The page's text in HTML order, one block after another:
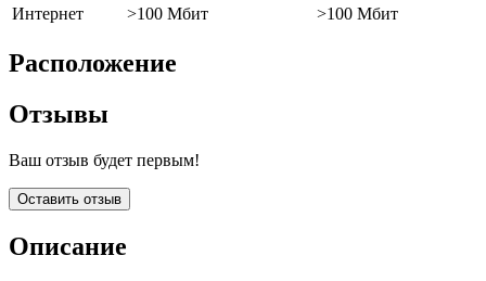
Интернет
>100 Мбит >100 Мбит
Расположение
Отзывы
Ваш отзыв будет первым!
Оставить отзыв
Описание